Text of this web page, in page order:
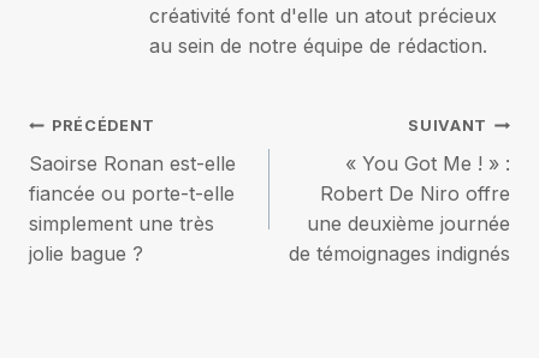
créativité font d'elle un atout précieux
au sein de notre équipe de rédaction.
Navigation
de
l’article
PRÉCÉDENT
Saoirse Ronan est-elle
fiancée ou porte-t-elle
simplement une très
jolie bague ?
SUIVANT
« You Got Me ! » :
Robert De Niro offre
une deuxième journée
de témoignages indignés